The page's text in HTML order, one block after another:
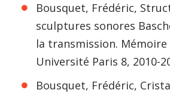
Bousquet, Frédéric,
sculptures sonores
la transmission. Mémoire
Université Paris 8, 2010-
Bousquet, Frédéric,